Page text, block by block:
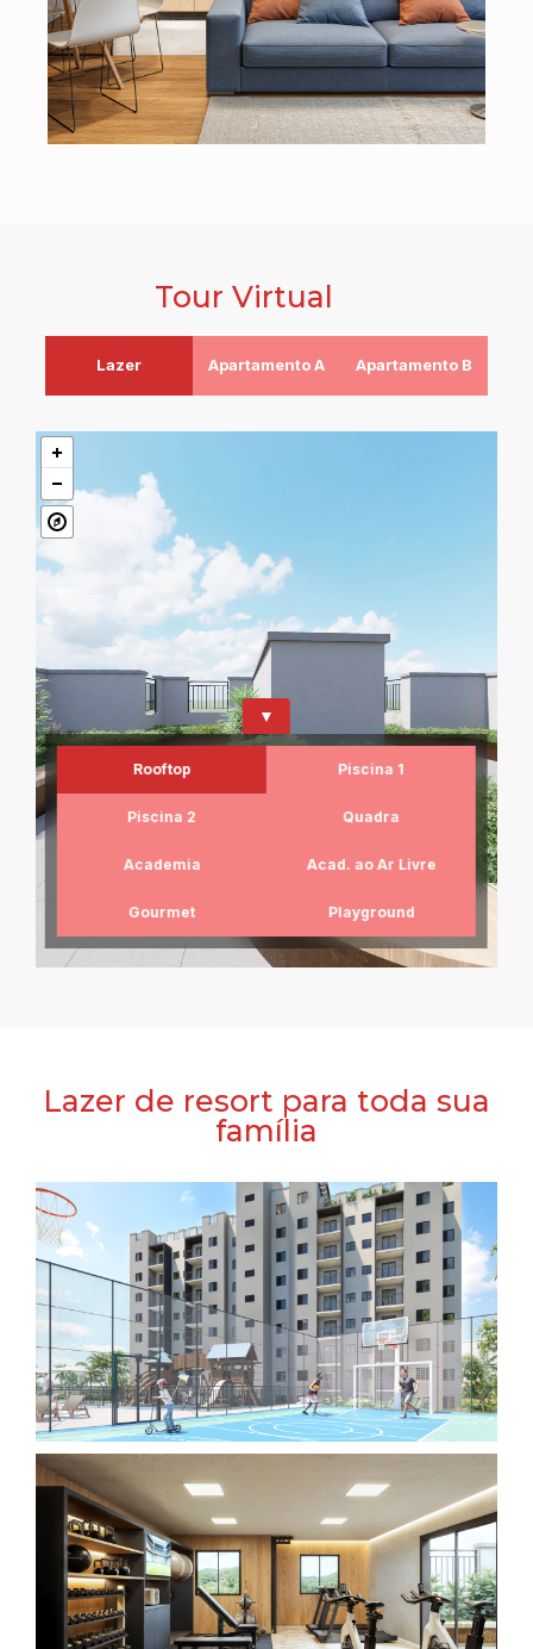
Tour Virtual
Lazer Apartamento A Apartamento B
▼
Rooftop Piscina 1
Piscina 2 Quadra
Academia Acad. ao Ar Livre
Gourmet Playground
Lazer de resort para toda sua
família